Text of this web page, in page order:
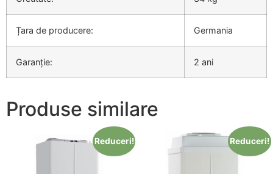
Țara de producere: Germania
Garanție: 2 ani
Produse similare
Reduceri! Reduceri!